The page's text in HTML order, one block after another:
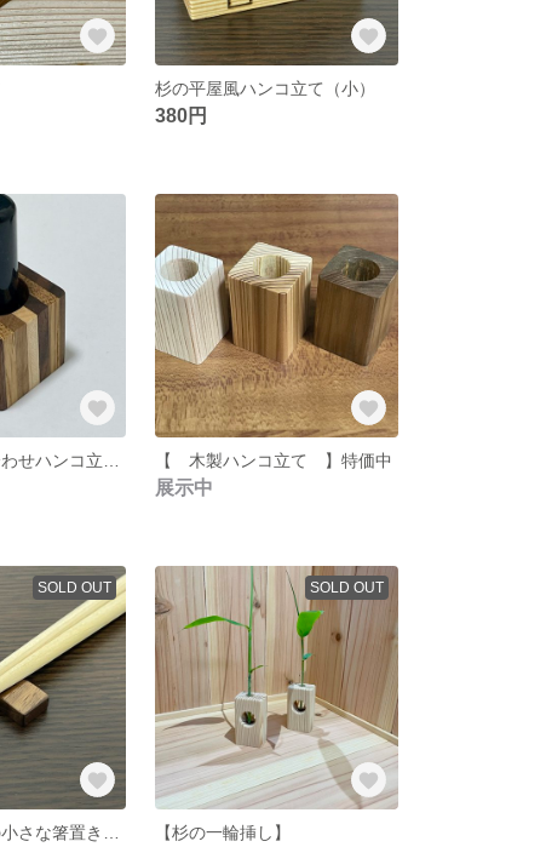
杉の平屋風ハンコ立て（小）
380円
【 木製ハンコ立て 】特価中
展示中
SOLD OUT SOLD OUT
【杉の一輪挿し】